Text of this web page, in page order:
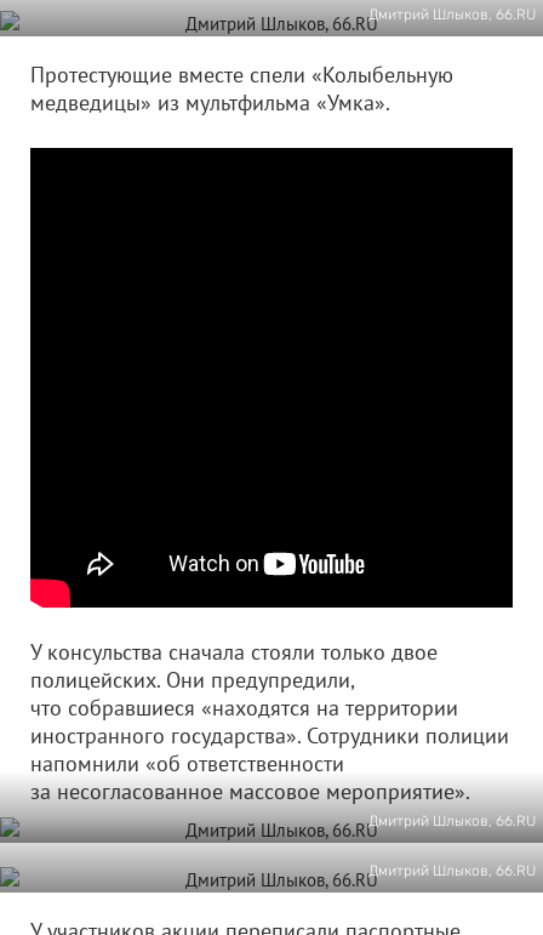
Дмитрий Шлыков, 66.RU
Протестующие вместе спели «Колыбельную
медведицы» из мультфильма «Умка».
У консульства сначала стояли только двое
полицейских. Они предупредили,
что собравшиеся «находятся на территории
иностранного государства». Сотрудники полиции
напомнили «об ответственности
за несогласованное массовое мероприятие».
Дмитрий Шлыков, 66.RU
Дмитрий Шлыков, 66.RU